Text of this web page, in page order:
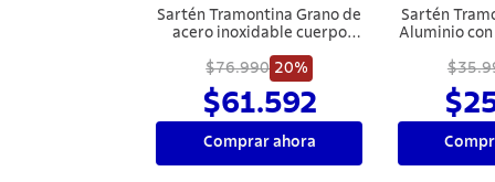
Sartén Tramontina Grano de
acero inoxidable cuerpo
L
$76.990 20%
$61.592
Comprar ahora
Sartén
Aluminio